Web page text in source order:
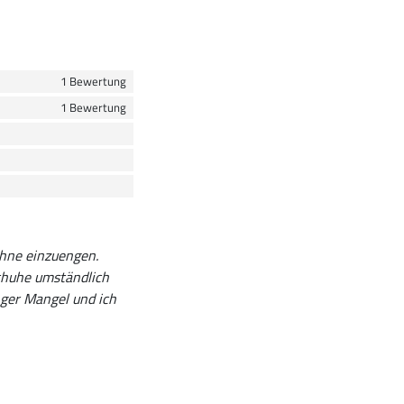
1 Bewertung
1 Bewertung
einzuengen.
umständlich
Mangel und ich